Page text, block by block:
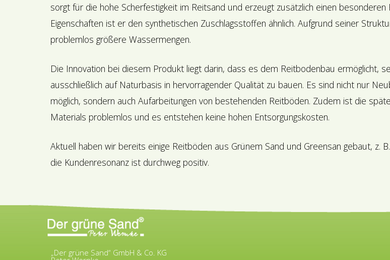
sorgt für die hohe Scherfestigkeit im Reitsand und erzeugt zusätzlich einen besonderen
Eigenschaften ist er den synthetischen Zuschlagsstoffen ähnlich. Aufgrund seiner
problemlos größere Wassermengen.
Die Innovation bei diesem Produkt liegt darin, dass es dem Reitbodenbau ermöglicht,
ausschließlich auf Naturbasis in hervorragender Qualität zu bauen. Es sind nicht nur
möglich, sondern auch Aufarbeitungen von bestehenden Reitböden. Zudem ist die
Materials problemlos und es entstehen keine hohen Entsorgungskosten.
Aktuell haben wir bereits einige Reitböden aus Grünem Sand und Greensan gebaut, z.
die Kundenresonanz ist durchweg positiv.
„Der grüne Sand“ GmbH & Co. KG